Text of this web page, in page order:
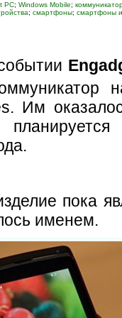
PC; Windows Mobile;
; смартфоны; смартфоны
Им
пока
именем.